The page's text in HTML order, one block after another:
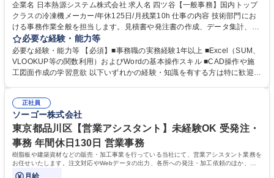
企業名 日本熱源システム株式会社 求人名 四ツ谷【一般事務】国内トップ
クラスの冷凍機メーカー/年休125日/月残業10h 仕事の内容 技術部門にお
ける事務作業全般を担当します。見積書や発注書の作成、データ集計、C
ADを用いた図面修正補助、電話・メール対応などを通じて現場の技術者
を支えるポジションです。 【仕事内容】■資料の整理、作成、ファイリン
グ、受発注等のデータ入力 ■工事見積書や発注書など案件に関する書面の
作成および管理■Excel関数を用いたデータ集計および管理■CAD操作によ
中で少しずつ身につけられますので、専門知識を持たない方でも安心して
ご応募いただけます。 募集職種 四ツ谷【一般事務】国内トップクラスの
冷凍機メーカー/年休125日/月残業10h
必要な経験・能力等
必要な経験・能力等 【必須】■事務職の実務経験1年以上 ■Excel（SUM、
VLOOKUP等の関数利用）およびWordの基本操作スキル ■CAD操作や施
工図面作成の学習意欲 以下いずれかの経験・知識を有する方は特に歓迎し
を使用しますが既存フォーマットへの入力・修正が中心です。一から関数
を組むことはありませんのでご安心ください。 学歴・資格 学歴：大学院
大学 高専 短大 専修学校 高校 語学力： 資格：第一種運転免許普通自動車
正社員
ソーゴー株式会社
東京都品川区【営業アシスタント】未経験OK 受発注・
事務 年間休日130日 営業事務
樹脂板や建築資材などの販売・加工事業を行っている当社にて、営業アシスタント業務を
お任せいたします。注文対応やWebデータの出力、各所への発注・加工依頼のほか、電
話・メール対応等の事務業務を担当します。
月給